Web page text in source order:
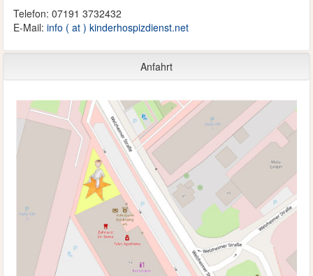
Telefon: 07191 3732432
E-Mail: info ( at ) kinderhospizdienst.net
Anfahrt